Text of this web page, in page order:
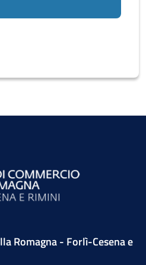
Romagna - Forlì-Cesena e